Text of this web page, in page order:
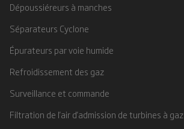
Dépoussiéreurs à manches
Séparateurs Cyclone
Épurateurs par voie humide
Refroidissement des gaz
Surveillance et commande
Filtration de l'air d'admission de turbines à gaz